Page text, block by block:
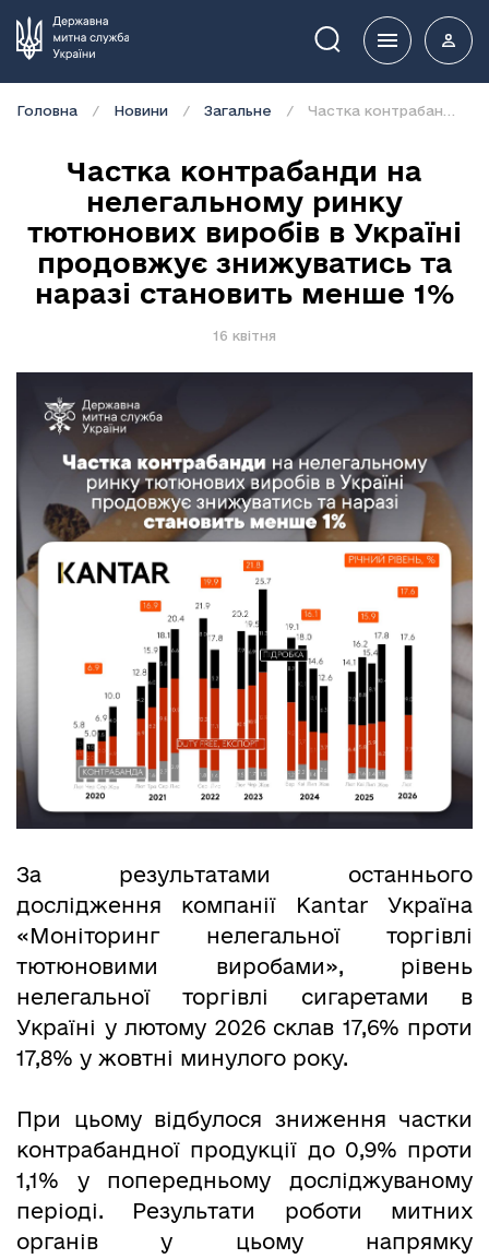
Пошук
Головна Новини Загальне
Частка контрабанди на
нелегальному ринку
тютюнових виробів в Україні
продовжує знижуватись та
наразі становить менше 1%
16 квітня
За результатами останнього
дослідження компанії Kantar Україна
«Моніторинг нелегальної торгівлі
тютюновими виробами», рівень
нелегальної торгівлі сигаретами в
Україні у лютому 2026 склав 17,6% проти
17,8% у жовтні минулого року.
При цьому відбулося зниження частки
контрабандної продукції до 0,9% проти
1,1% у попередньому досліджуваному
періоді. Результати роботи митних
органів у цьому напрямку